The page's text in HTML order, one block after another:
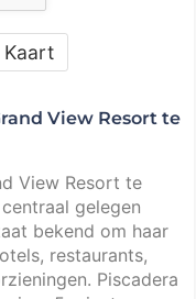
Kaart
View Resort te
View Resort te
gelegen
bekend om haar
restaurants,
Piscadera